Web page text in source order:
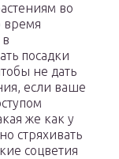
во
время
посадки
не дать
если ваше
же как у
стряхивать
соцветия